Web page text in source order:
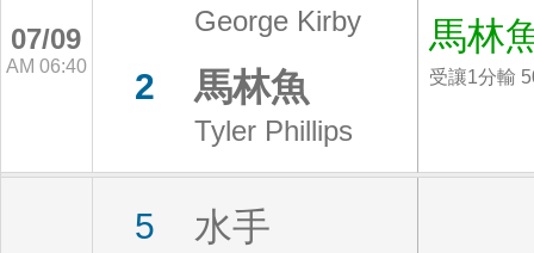
07/09
AM 06:40
George Kirby
2 馬林魚
Tyler Phillips
馬林
受讓1分輸
5 水手